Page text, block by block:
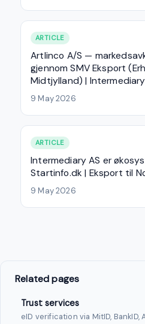
ARTICLE
Artlinco A/S —
gjennom SMV Eksport
Midtjylland) |
9 May 2026
ARTICLE
Intermediary AS er
Startinfo.dk | Eksport til
9 May 2026
Related pages
Trust services
eID verification via MitID, BankID,